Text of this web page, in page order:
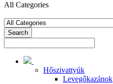
All Categories
Search
Hőszivattyúk
Levegőkazánok